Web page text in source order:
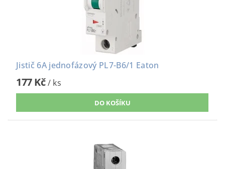
Jistič 6A jednofázový PL7-B6/1 Eaton
177 Kč/ ks